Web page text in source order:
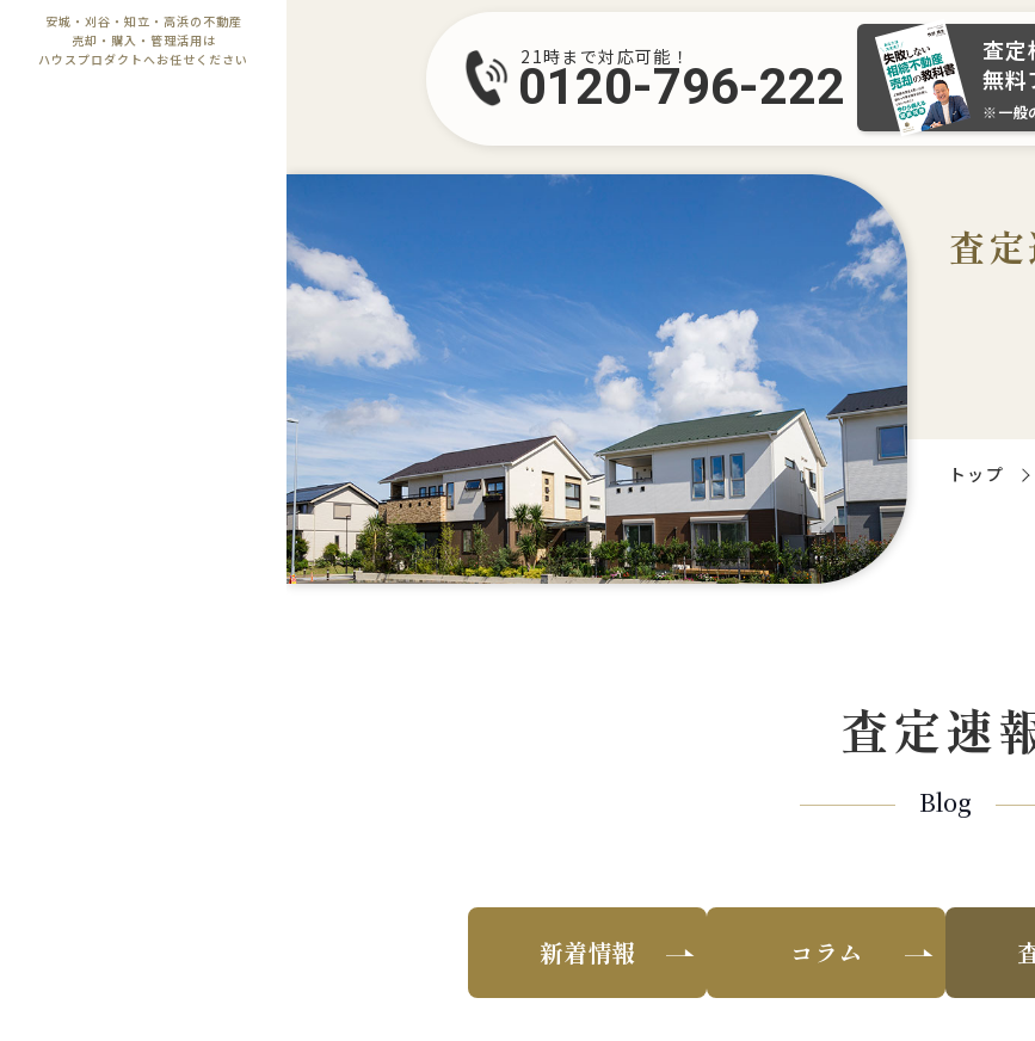
21時まで対応可能！
0120-796-222
査定
無料
※一般
安城・刈谷・知立・高浜の不動産
売却・購入・管理活用は
ハウスプロダクトへお任せください
査
トップ
査定速
Blog
新着情報 コラム